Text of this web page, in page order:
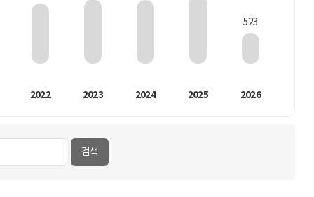
2022 2023 2024 2025
523
2026
검색